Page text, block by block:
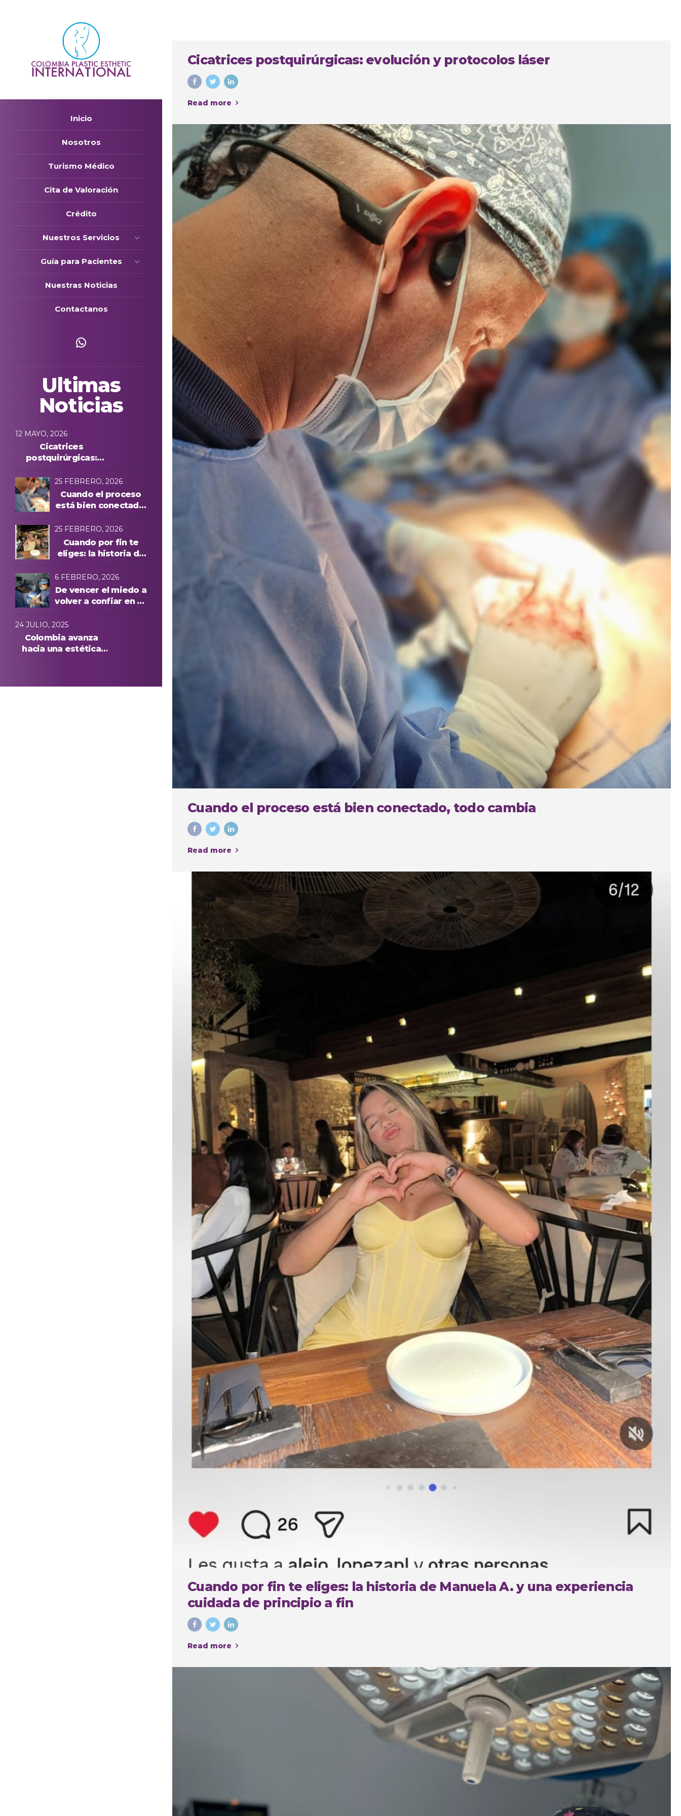
Ultimas
Noticias
12 MAYO, 2026
Cicatrices
postquirúrgicas:
protocolos láser
25 FEBRERO, 2026
Cuando el proceso
está bien conectado,
25 FEBRERO, 2026
Cuando por fin te
eliges: la historia de
experiencia cuidada
de principio a fin
6 FEBRERO, 2026
De vencer el miedo a
volver a confiar en su
internacional en
Medellín
24 JULIO, 2025
Colombia avanza
hacia una estética
Inicio
Nosotros
Turismo Médico
Cita de Valoración
Crédito
Nuestros Servicios
Guía para Pacientes
Nuestras Noticias
Contactanos
Cicatrices postquirúrgicas: evolución y protocolos láser
Read more
Cuando el proceso está bien conectado, todo cambia
Read more
Cuando por fin te eliges: la historia de Manuela A. y una experiencia
cuidada de principio a fin
Read more